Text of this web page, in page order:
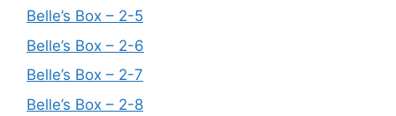
Belle’s Box – 2-5
Belle’s Box – 2-6
Belle’s Box – 2-7
Belle’s Box – 2-8